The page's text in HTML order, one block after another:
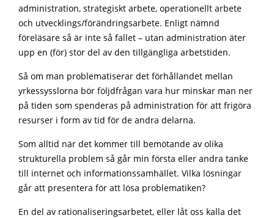
administration, strategiskt arbete, operationellt arbete
och utvecklings/förändringsarbete. Enligt nämnd
föreläsare så är inte så fallet – utan administration äter
upp en (för) stor del av den tillgängliga arbetstiden.
Så om man problematiserar det förhållandet mellan
yrkessysslorna bör följdfrågan vara hur minskar man ner
på tiden som spenderas på administration för att frigöra
resurser i form av tid för de andra delarna.
Som alltid när det kommer till bemötande av olika
strukturella problem så går min första eller andra tanke
till internet och informationssamhället. Vilka lösningar
går att presentera för att lösa problematiken?
En del av rationaliseringsarbetet, eller låt oss kalla det